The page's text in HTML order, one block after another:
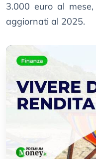
3.000 euro al
aggiornati al 2025.